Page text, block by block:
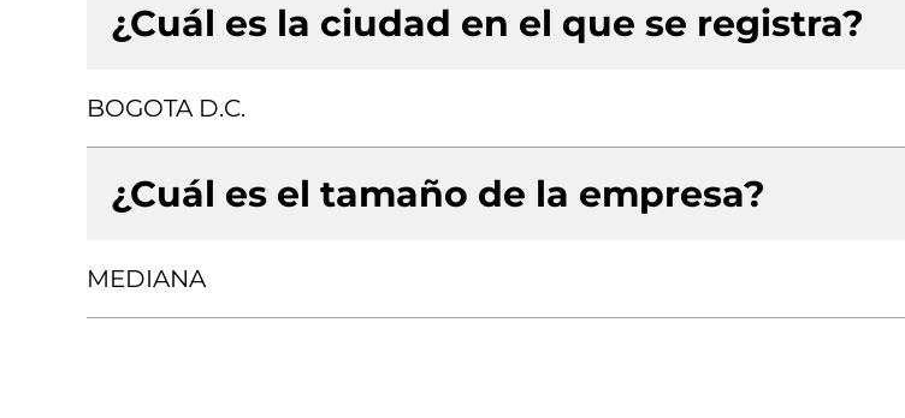
¿Cuál es la ciudad en el que se registra?
BOGOTA D.C.
¿Cuál es el tamaño de la empresa?
MEDIANA